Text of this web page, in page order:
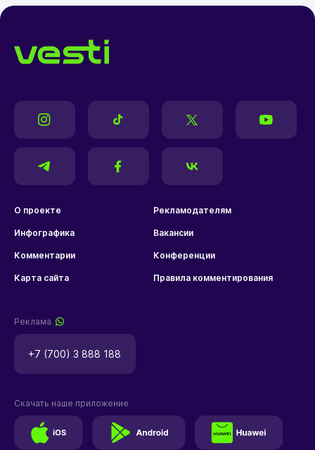
О проекте Рекламодателям
Инфографика Вакансии
Комментарии Конференции
Карта сайта Правила комментирования
Реклама
+7 (700) 3 888 188
Скачать наше приложение